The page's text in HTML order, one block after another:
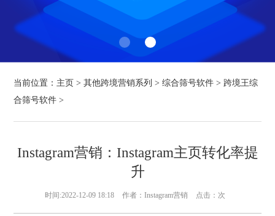
当前位置： 主页 >其他跨境营销系列 >综合筛号软件 >跨境王综
合筛号软件 >
Instagram营销：Instagram主页转化率提
升
时间:2022-12-09 18:18 作者：Instagram营销 点击： 次